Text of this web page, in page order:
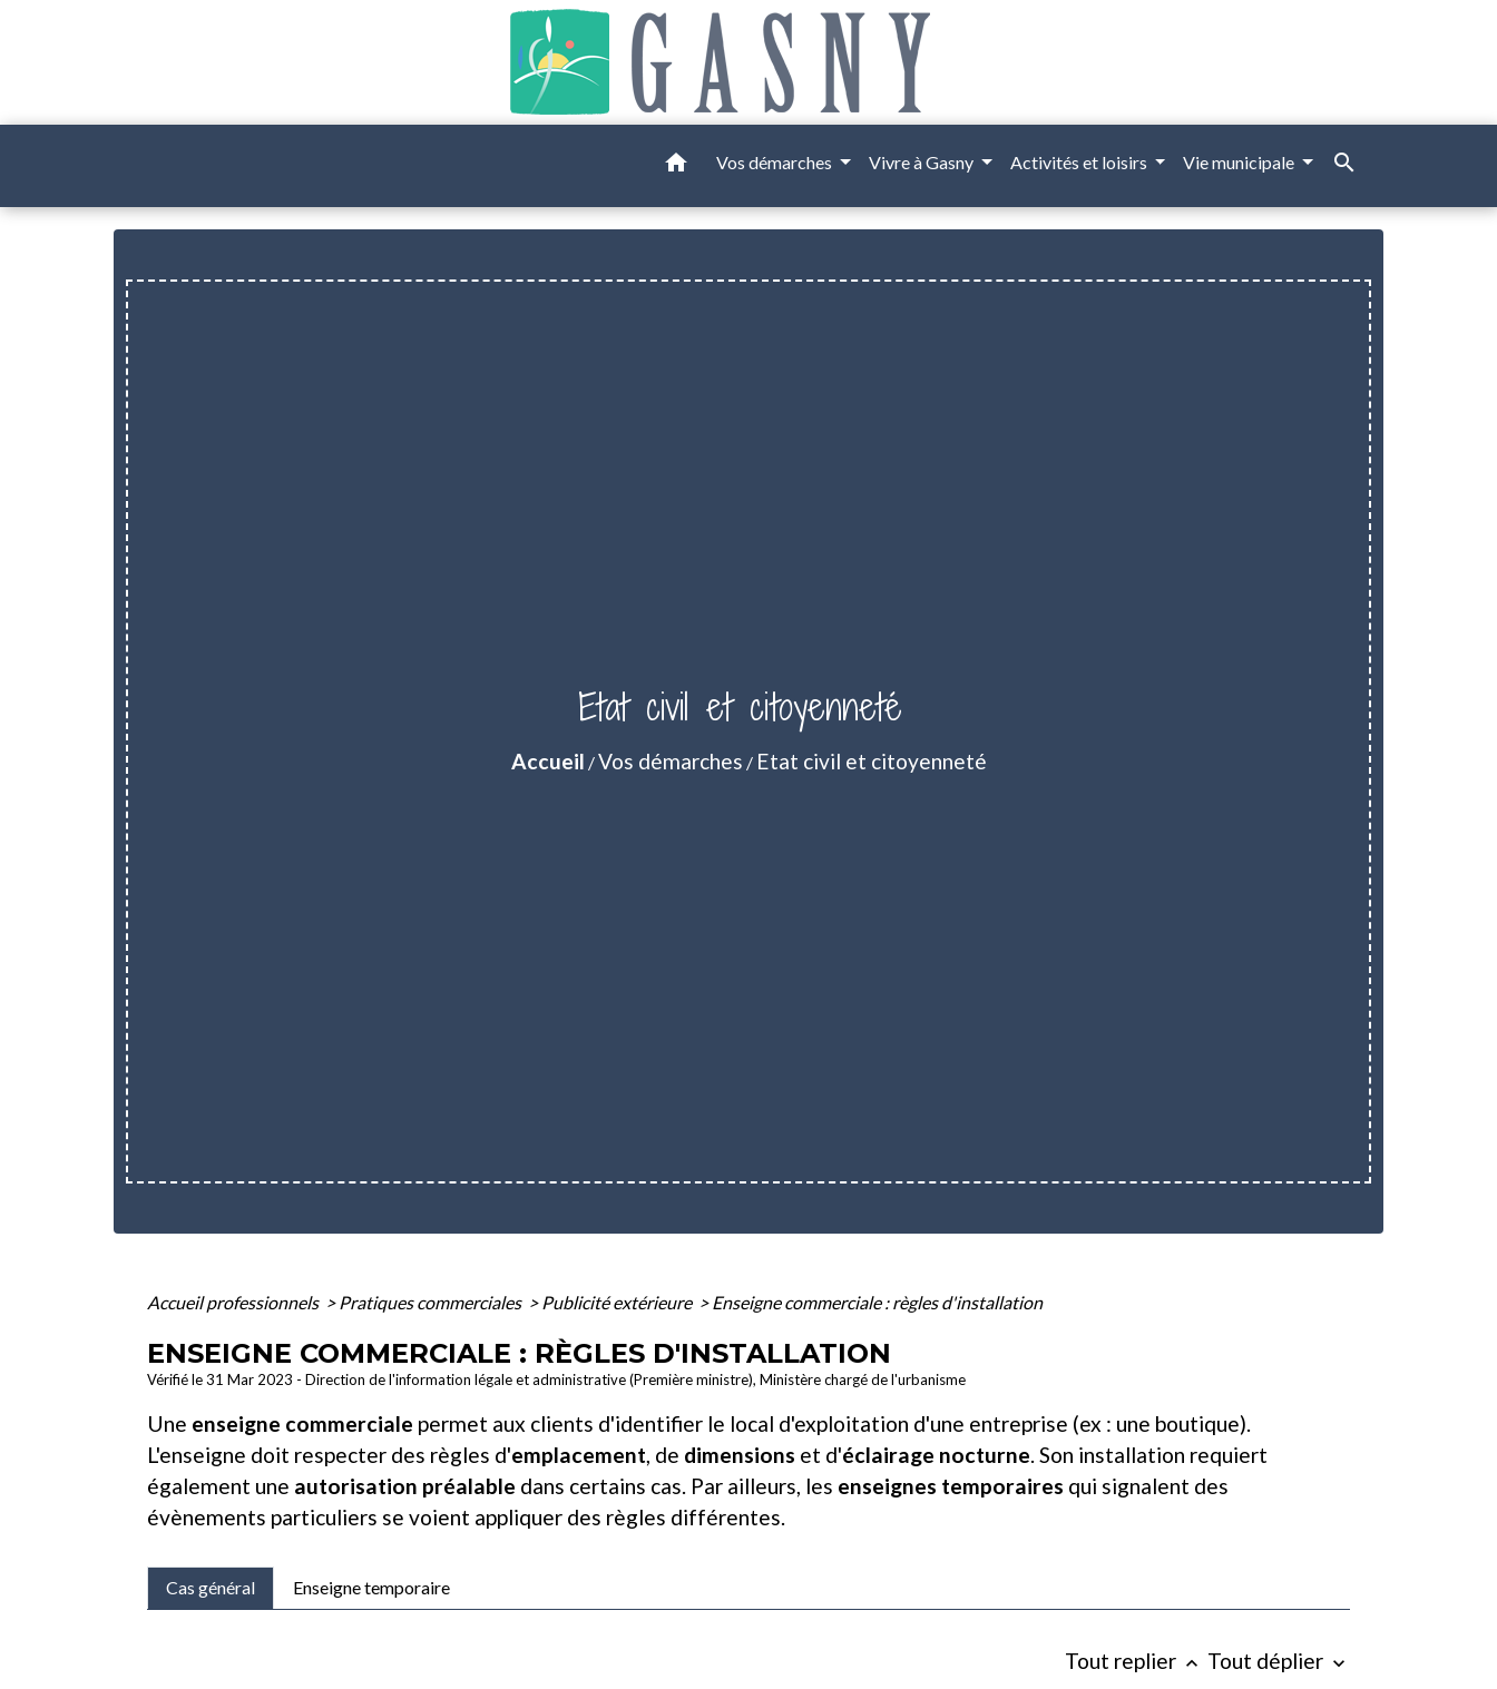
home Vos démarches Vivre à Gasny Activités et loisirs Vie municipale search
Etat civil et citoyenneté
Accueil /Vos démarches / Etat civil et citoyenneté
Accueil professionnels > Pratiques commerciales > Publicité extérieure > Enseigne commerciale : règles d'installation
ENSEIGNE COMMERCIALE : RÈGLES D'INSTALLATION
Vérifié le 31 Mar 2023 - Direction de l'information légale et administrative (Première ministre), Ministère chargé de l'urbanisme
Une enseigne commerciale permet aux clients d'identifier le local d'exploitation d'une entreprise (ex : une boutique).
L'enseigne doit respecter des règles d'emplacement, de dimensions et d'éclairage nocturne. Son installation requiert
également une autorisation préalable dans certains cas. Par ailleurs, les enseignes temporaires qui signalent des
évènements particuliers se voient appliquer des règles différentes.
Cas général Enseigne temporaire
Tout replier keyboard_arrow_up Tout déplier keyboard_arrow_down